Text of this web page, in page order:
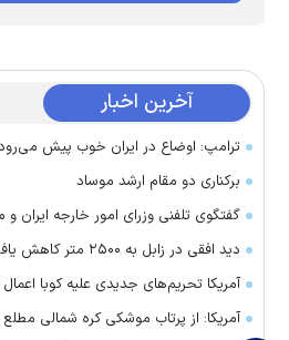
آخرین اخبار
ترامپ: اوضاع در ایران خوب پیش
برکناری دو مقام ارشد موساد
گفتگوی تلفنی وزرای امور خارجه ایران و
دید افقی در زابل به ۲۵۰۰ متر کاهش یافت
آمریکا تحریم‌های جدیدی علیه کوبا اعمال
آمریکا: از پرتاب موشکی کره شمالی